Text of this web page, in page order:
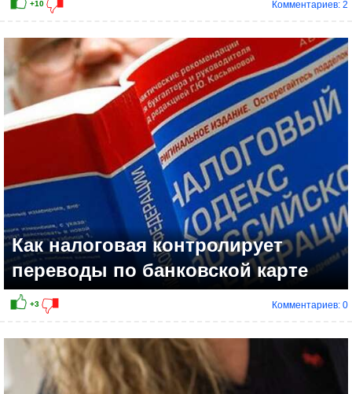
+5
Комментариев: 2
Как налоговая контролирует
переводы по банковской карте
Комментариев: 0